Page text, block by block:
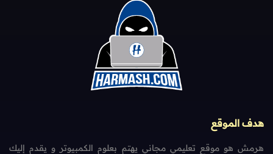
هدف الموقع
هرمش هو موقع تعليمي مجاني يهتم بعلوم الكمبيوتر و يقدم إليك